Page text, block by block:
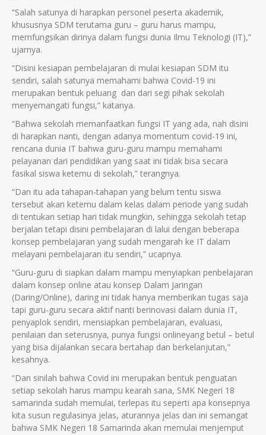
“Salah satunya di harapkan personel peserta akademik,
khususnya SDM terutama guru – guru harus mampu,
memfungsikan dirinya dalam fungsi dunia Ilmu Teknologi (IT),”
ujarnya.
“Disini kesiapan pembelajaran di mulai kesiapan SDM itu
sendiri, salah satunya memahami bahwa Covid-19 ini
merupakan bentuk peluang dan dari segi pihak sekolah
menyemangati fungsi,” katanya.
“Bahwa sekolah memanfaatkan fungsi IT yang ada, nah disini
di harapkan nanti, dengan adanya momentum covid-19 ini,
rencana dunia IT bahwa guru-guru mampu memahami
pelayanan dari pendidikan yang saat ini tidak bisa secara
fasikal siswa ketemu di sekolah,” terangnya.
“Dan itu ada tahapan-tahapan yang belum tentu siswa
tersebut akan ketemu dalam kelas dalam periode yang sudah
di tentukan setiap hari tidak mungkin, sehingga sekolah tetap
berjalan tetapi disini pembelajaran di lalui dengan beberapa
konsep pembelajaran yang sudah mengarah ke IT dalam
melayani pembelajaran itu sendiri,” ucapnya.
“Guru-guru di siapkan dalam mampu menyiapkan penbelajaran
dalam konsep online atau konsep Dalam Jaringan
(Daring/Online), daring ini tidak hanya memberikan tugas saja
tapi guru-guru secara aktif nanti berinovasi dalam dunia IT,
penyaplok sendiri, mensiapkan pembelajaran, evaluasi,
penilaian dan seterusnya, punya fungsi onlineyang betul – betul
yang bisa dijalankan secara bertahap dan berkelanjutan,”
kesahnya.
“Dan sinilah bahwa Covid ini merupakan bentuk penguatan
setiap sekolah harus mampu kearah sana, SMK Negeri 18
samarinda sudah memulai, terlepas itu seperti apa konsepnya
kita susun regulasinya jelas, aturannya jelas dan ini semangat
bahwa SMK Negeri 18 Samarinda akan memulai menjemput